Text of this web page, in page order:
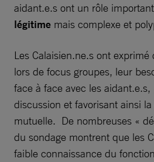
aidant.e.s ont un rôle
légitime mais complexe et
Les Calaisien.ne.s ont
lors de focus groupes, leur
face à face avec les
discussion et favorisant ainsi
mutuelle. De nombreuses «
du sondage montrent que les
faible connaissance du